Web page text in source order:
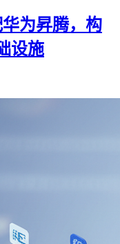
为昇腾，构
设施